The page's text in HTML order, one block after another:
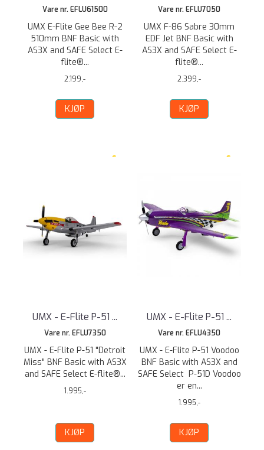
Vare nr. EFLU61500
UMX E-Flite Gee Bee R-2
510mm BNF Basic with
AS3X and SAFE Select E-
flite®...
2.199,-
KJØP
Vare nr. EFLU7050
UMX F-86 Sabre 30mm
EDF Jet BNF Basic with
AS3X and SAFE Select E-
flite®...
2.399,-
KJØP
UMX - E-Flite P-51 ...
Vare nr. EFLU7350
UMX - E-Flite P-51 "Detroit
Miss" BNF Basic with AS3X
and SAFE Select E-flite®...
1.995,-
KJØP
UMX - E-Flite P-51 ...
Vare nr. EFLU4350
UMX - E-Flite P-51 Voodoo
BNF Basic with AS3X and
SAFE Select P-51D Voodoo
er en...
1.995,-
KJØP